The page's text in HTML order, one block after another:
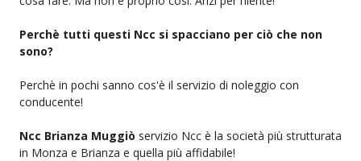
Perchè tutti questi Ncc si spacciano per ciò che non
sono?
Perchè in pochi sanno cos'è il servizio di noleggio con
conducente!
Ncc Brianza Muggiò servizio Ncc è la società più strutturata
in Monza e Brianza e quella più affidabile!